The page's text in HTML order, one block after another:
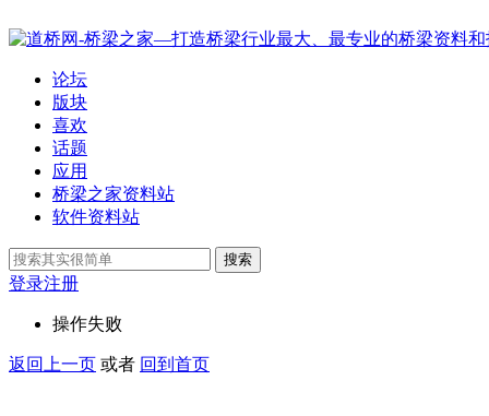
论坛
版块
喜欢
话题
应用
桥梁之家资料站
软件资料站
搜索
登录注册
操作失败
返回上一页 或者 回到首页